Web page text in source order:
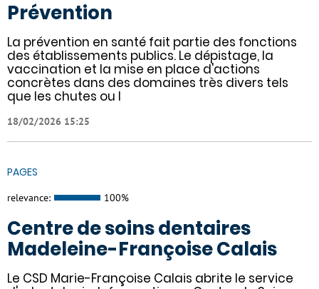
Prévention
La prévention en santé fait partie des fonctions
des établissements publics. Le dépistage, la
vaccination et la mise en place d'actions
concrètes dans des domaines très divers tels
que les chutes ou l
18/02/2026 15:25
PAGES
relevance: 100%
Centre de soins dentaires
Madeleine-Françoise Calais
Le CSD Marie-Françoise Calais abrite le service